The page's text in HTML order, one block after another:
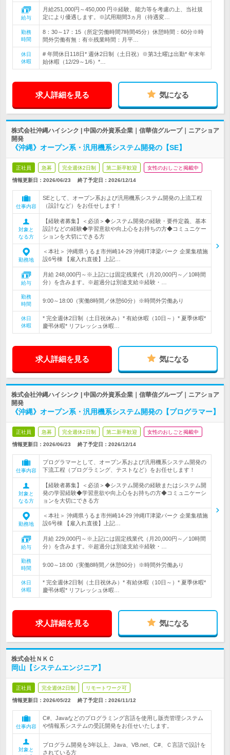
給与
月給251,000円～450,000 円※経験、能力等を考慮の上、当社規
定により優遇します。※試用期間3ヵ月（待遇変…
勤務
時間
8：30～17：15（所定労働時間7時間45分）休憩時間：60分※時
間外労働有無：有※残業時間：月平…
休日
休暇
# 年間休日118日* 週休2日制（土日祝）※第3土曜は出勤* 年末年
始休暇（12/29～1/6）*…
求人詳細を見る 気になる
株式会社沖縄ハイシンク | 中国の外資系企業｜信華信グループ｜ニアショア
開発
《沖縄》オープン系・汎用機系システム開発の【SE】
正社員 急募 完全週休2日制 第二新卒歓迎 女性のおしごと掲載中
情報更新日：2026/06/23 終了予定日： 2026/12/14
仕事内容
SEとして、オープン系および汎用機系システム開発の上流工程
（設計など）をお任せします！
対象と
なる方
【経験者募集】＜必須＞◆システム開発の経験・要件定義、基本
設計などの経験◆学習意欲や向上心をお持ちの方◆コミュニケー
ションを大切にできる方
勤務地
＜本社＞ 沖縄県うるま市州崎14-29 沖縄IT津梁パーク 企業集積施
設6号棟 【雇入れ直後】上記…
給与
月給 248,000円～※上記には固定残業代（月20,000円～／10時間
分）を含みます。※超過分は別途支給※経験・…
勤務
時間
9:00～18:00（実働8時間／休憩60分）※時間外労働あり
休日
休暇
* 完全週休2日制（土日祝休み）* 有給休暇（10日～）* 夏季休暇*
慶弔休暇* リフレッシュ休暇…
求人詳細を見る 気になる
株式会社沖縄ハイシンク | 中国の外資系企業｜信華信グループ｜ニアショア
開発
《沖縄》オープン系・汎用機系システム開発の【プログラマー】
正社員 急募 完全週休2日制 第二新卒歓迎 女性のおしごと掲載中
情報更新日：2026/06/23 終了予定日： 2026/12/14
仕事内容
プログラマーとして、オープン系および汎用機系システム開発の
下流工程（プログラミング、テストなど）をお任せします！
対象と
なる方
【経験者募集】＜必須＞◆システム開発の経験またはシステム開
発の学習経験◆学習意欲や向上心をお持ちの方◆コミュニケーシ
ョンを大切にできる方
勤務地
＜本社＞ 沖縄県うるま市州崎14-29 沖縄IT津梁パーク 企業集積施
設6号棟 【雇入れ直後】上記…
給与
月給 229,000円～※上記には固定残業代（月20,000円～／10時間
分）を含みます。※超過分は別途支給※経験・…
勤務
時間
9:00～18:00（実働8時間／休憩60分）※時間外労働あり
休日
休暇
* 完全週休2日制（土日祝休み）* 有給休暇（10日～）* 夏季休暇*
慶弔休暇* リフレッシュ休暇…
求人詳細を見る 気になる
株式会社ＮＫＣ
岡山【システムエンジニア】
正社員 完全週休2日制 リモートワーク可
情報更新日：2026/05/22 終了予定日： 2026/11/12
仕事内容
C#、Javaなどのプログラミング言語を使用し販売管理システム
や情報系システムの受託開発をお任せいたします。
対象と
プログラム開発を3年以上、Java、VB.net、C#、Ｃ言語で設計を
されている方